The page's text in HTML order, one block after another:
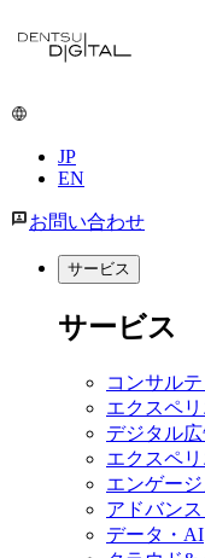
メ
コ
ツ
JP
EN
お問い合わせ
サービス
サービス
コンサル
エクスペ
デジタル
エクスペ
エンゲー
アドバン
データ・AI